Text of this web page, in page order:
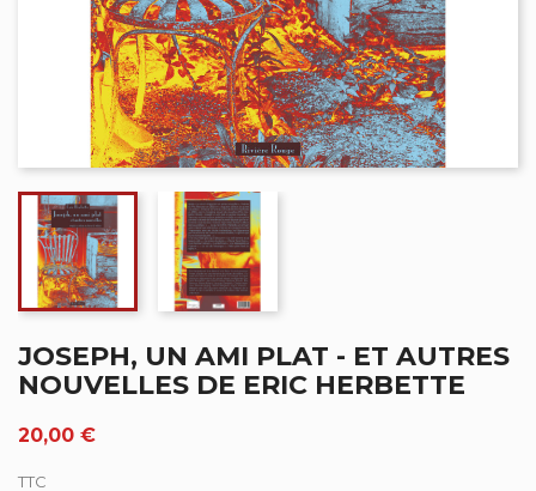
JOSEPH, UN AMI PLAT - ET AUTRES
NOUVELLES DE ERIC HERBETTE
20,00 €
TTC